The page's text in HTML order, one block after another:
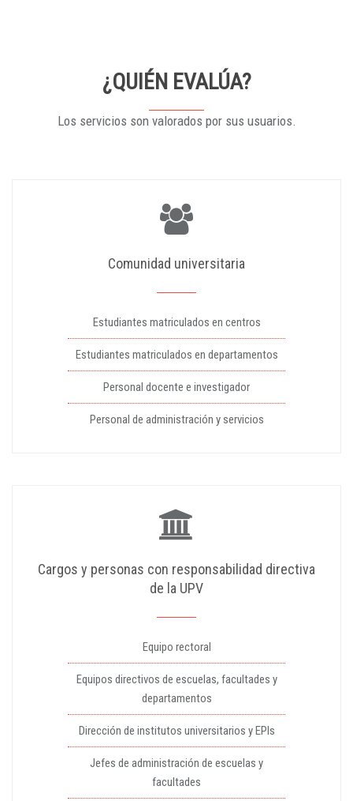
¿QUIÉN EVALÚA?
Los servicios son valorados por sus usuarios.
Comunidad universitaria
Estudiantes matriculados en centros
Estudiantes matriculados en departamentos
Personal docente e investigador
Personal de administración y servicios
Cargos y personas con responsabilidad directiva
de la UPV
Equipo rectoral
Equipos directivos de escuelas, facultades y
departamentos
Dirección de institutos universitarios y EPIs
Jefes de administración de escuelas y
facultades